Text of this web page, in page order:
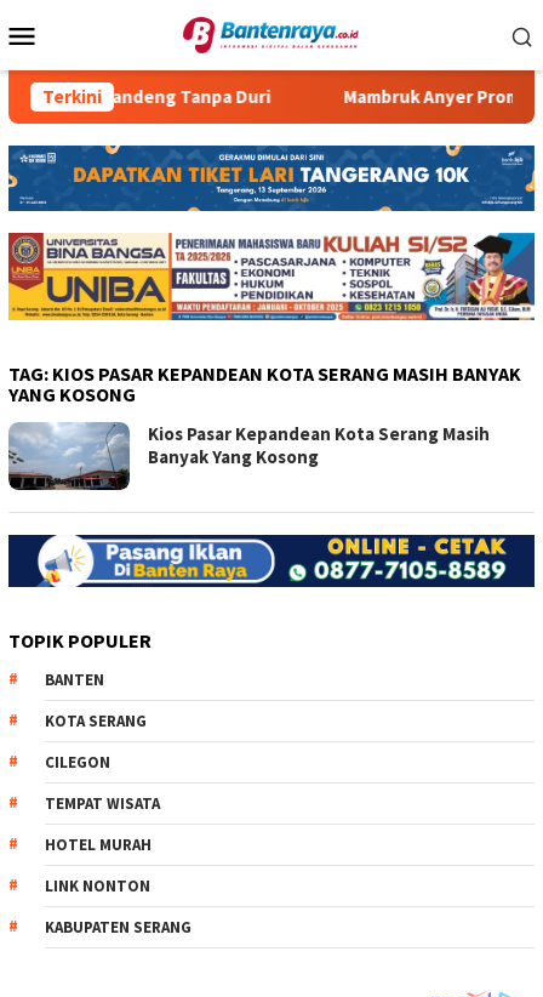
ke
Mobile
Terkini
Bandeng Tanpa Duri Mambruk Anyer Promo
TAG: KIOS PASAR KEPANDEAN KOTA SERANG MASIH BANYAK
YANG KOSONG
Kios Pasar Kepandean Kota Serang Masih
Banyak Yang Kosong
TOPIK POPULER
BANTEN
KOTA SERANG
CILEGON
TEMPAT WISATA
HOTEL MURAH
LINK NONTON
KABUPATEN SERANG